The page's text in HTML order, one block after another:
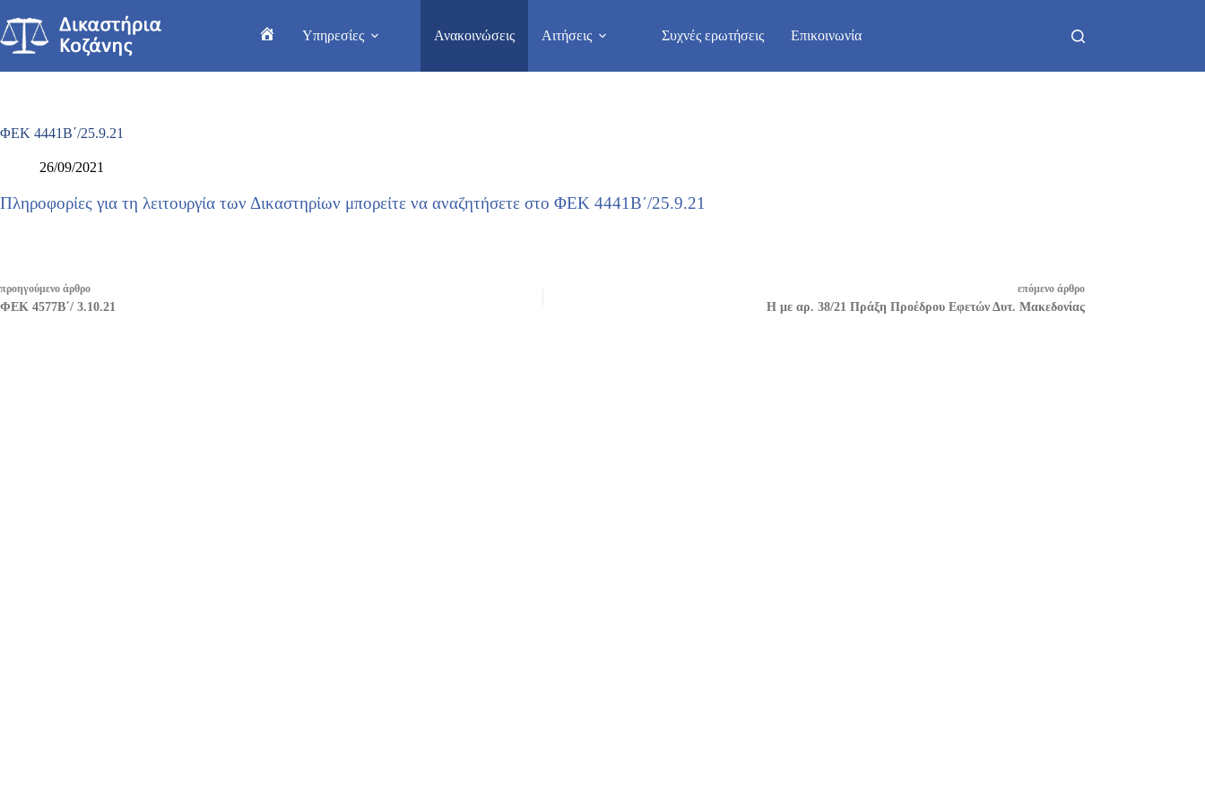
στο
περιεχόμενο
Home Υπηρεσίες Ανακοινώσεις Αιτήσεις Συχνές ερωτήσεις Επικοινωνία
ΦΕΚ 4441Β΄/25.9.21
26/09/2021
Πληροφορίες για τη λειτουργία των Δικαστηρίων μπορείτε να αναζητήσετε στο ΦΕΚ 4441Β΄/25.9.21
προηγούμενο άρθρο
ΦΕΚ 4577Β΄/ 3.10.21
επόμενο άρθρο
Η με αρ. 38/21 Πράξη Προέδρου Εφετών Δυτ. Μακεδονίας